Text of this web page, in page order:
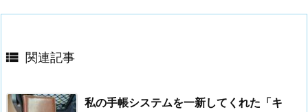
 関連記事
私の手帳システムを一新してくれた「キ